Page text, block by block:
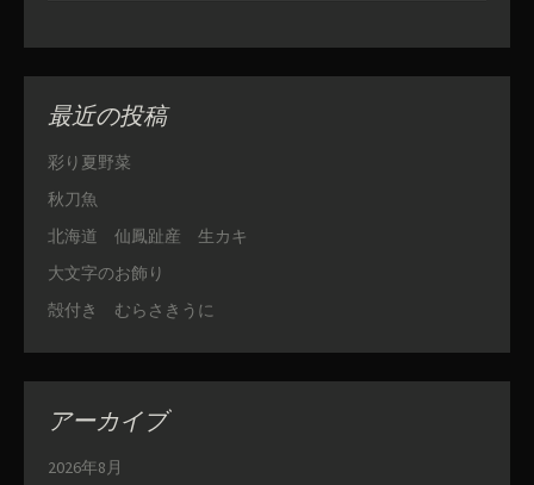
最近の投稿
彩り夏野菜
秋刀魚
北海道 仙鳳趾産 生カキ
大文字のお飾り
殻付き むらさきうに
アーカイブ
2026年8月